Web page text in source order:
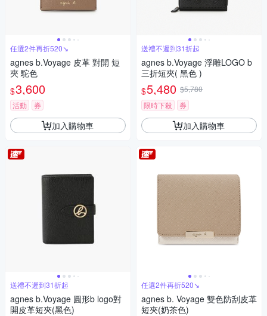
任選2件再折520↘
agnes b.Voyage 皮革 對開 短
夾 駝色
$3,600
活動 券
加入購物車
送禮不遲到31折起
agnes b.Voyage 圓形b logo對
開皮革短夾(黑色)
送禮不遲到31折起
agnes b.Voyage 浮雕LOGO b
三折短夾( 黑色 )
$5,480 $5,780
限時下殺
券
加入購物車
任選2件再折520↘
agnes b. Voyage 雙色防刮皮革
短夾(奶茶色)